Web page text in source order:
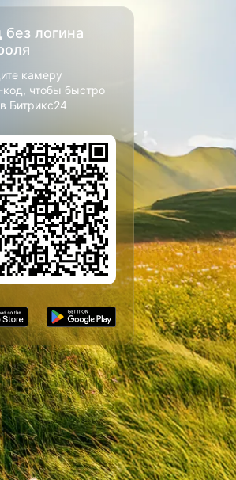
без логина
камеру
код, чтобы быстро
Битрикс24